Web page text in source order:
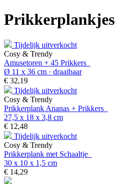
Prikkerplankjes
Tijdelijk uitverkocht
Cosy & Trendy
Amusetoren + 45 Prikkers
Ø 11 x 36 cm · draaibaar
€ 32,19
Tijdelijk uitverkocht
Cosy & Trendy
Prikkerplank Ananas + Prikkers
27,5 x 18 x 3,8 cm
€ 12,48
Tijdelijk uitverkocht
Cosy & Trendy
Prikkerplank met Schaaltje
30 x 10 x 1,5 cm
€ 14,29